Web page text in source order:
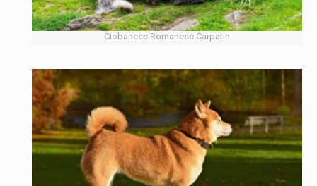
Ciobanesc Romanesc Carpatin